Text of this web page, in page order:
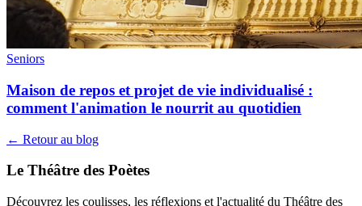
Seniors
Maison de repos et projet de vie individualisé :
comment l'animation le nourrit au quotidien
← Retour au blog
Le Théâtre des Poètes
Découvrez les coulisses, les réflexions et l'actualité du Théâtre des